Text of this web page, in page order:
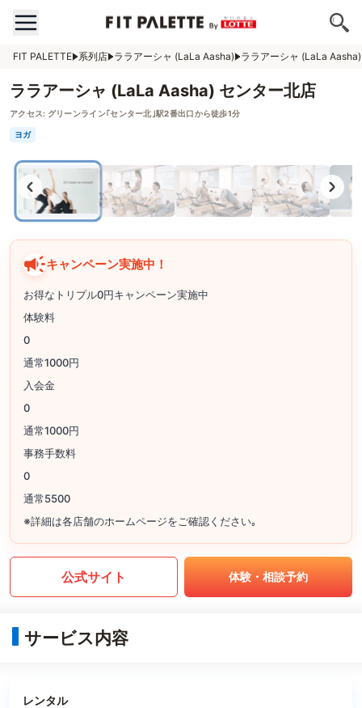
FIT PALETTE 系列店 ララアーシャ (LaLa Aasha) ララアーシャ (LaLa
ララアーシャ (LaLa Aasha) センター北店
アクセス: グリーンライン｢センター北｣駅2番出口から徒歩1分
ヨガ
キャンペーン実施中！
お得なトリプル0円キャンペーン実施中
体験料
0
通常1000円
入会金
0
通常1000円
事務手数料
0
通常5500
※詳細は各店舗のホームページをご確認ください｡
公式サイト 体験・相談予約
サービス内容
レンタル